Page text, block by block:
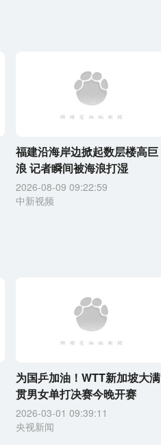
福建沿海岸边掀起数层楼高巨
浪 记者瞬间被海浪打湿
2026-08-09 09:22:59
中新视频
为国乒加油！WTT新加坡大满
贯男女单打决赛今晚开赛
2026-03-01 09:39:11
央视新闻